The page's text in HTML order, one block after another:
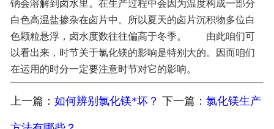
钠会溶解到卤水里。在生产过程中会因为温度构成一部分
白色高温盐掺杂在卤片中。所以夏天的卤片沉积物多位白
色颗粒悬浮，卤水度数往往偏高于冬季。 由此咱们可
以看出来，时节关于氯化镁的影响是特别大的。因而咱们
在运用的时分一定要注意时节对它的影响。
上一篇： 如何辨别氯化镁*坏？ 下一篇： 氯化镁生产